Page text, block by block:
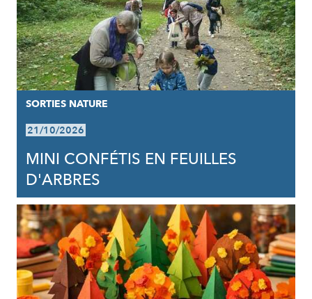
SORTIES NATURE
21/10/2026
MINI CONFÉTIS EN FEUILLES
D'ARBRES